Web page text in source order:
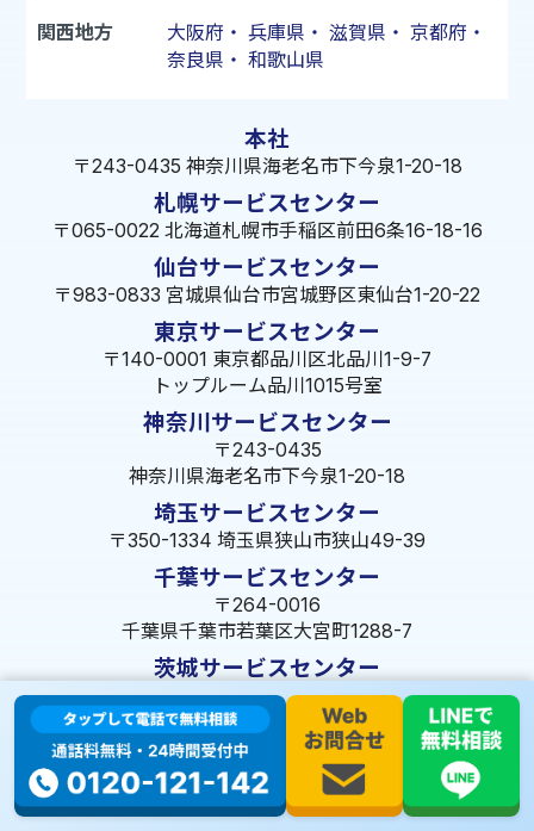
関西地方 大阪府 ・ 兵庫県 ・ 滋賀県 ・ 京都府 ・
奈良県 ・ 和歌山県
本社
〒243-0435 神奈川県海老名市下今泉1-20-18
札幌サービスセンター
〒065-0022 北海道札幌市手稲区前田6条16-18-16
仙台サービスセンター
〒983-0833 宮城県仙台市宮城野区東仙台1-20-22
東京サービスセンター
〒140-0001 東京都品川区北品川1-9-7
トップルーム品川1015号室
神奈川サービスセンター
〒243-0435
神奈川県海老名市下今泉1-20-18
埼玉サービスセンター
〒350-1334 埼玉県狭山市狭山49-39
千葉サービスセンター
〒264-0016
千葉県千葉市若葉区大宮町1288-7
茨城サービスセンター
〒309-1717 茨城県笠間市旭町322-2 102号
長野サービスセンター
〒380-0921 長野県長野市大字栗田653-141 皐月ビル
名古屋サービスセンター
〒455-0014 名古屋市港区港楽3-13-22